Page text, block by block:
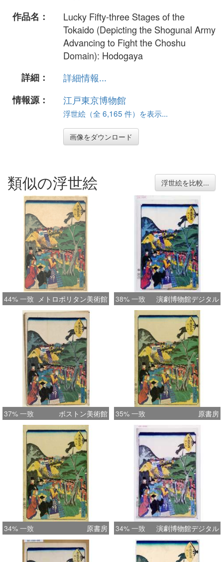
作品名：
Lucky Fifty-three Stages of the
Tokaido (Depicting the Shogunal Army
Advancing to Fight the Choshu
Domain): Hodogaya
詳細：
詳細情報...
情報源：
江戸東京博物館
浮世絵（全 6,165 件）を表示...
画像をダウンロード
類似の浮世絵 浮世絵を比較...
44% 一致 メトロポリタン美術館 38% 一致 演劇博物館デジタル
37% 一致 ボストン美術館 35% 一致 原書房
34% 一致 原書房 34% 一致 演劇博物館デジタル